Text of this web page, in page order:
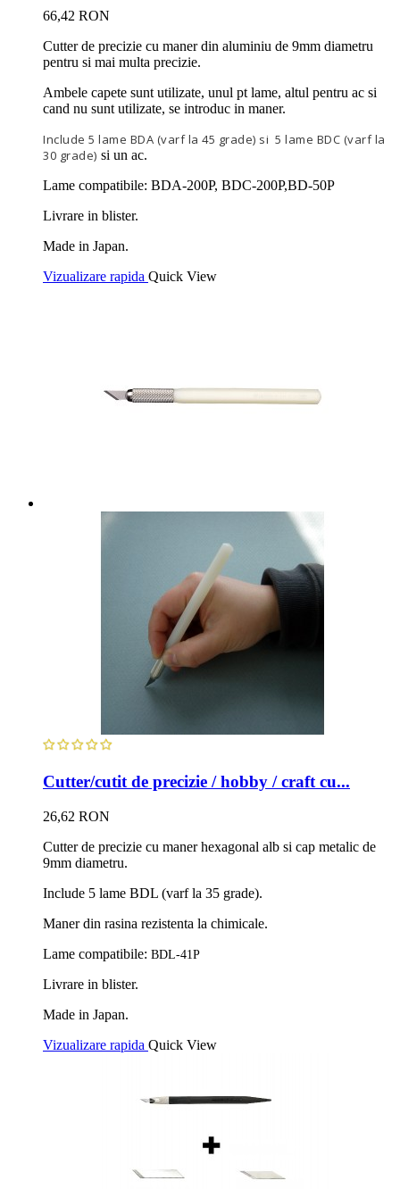
66,42 RON
Cutter de precizie cu maner din aluminiu de 9mm diametru
pentru si mai multa precizie.
Ambele capete sunt utilizate, unul pt lame, altul pentru ac si
cand nu sunt utilizate, se introduc in maner.
Include 5 lame BDA (varf la 45 grade) si 5 lame BDC (varf la
30 grade) si un ac.
Lame compatibile: BDA-200P, BDC-200P,BD-50P
Livrare in blister.
Made in Japan.
Vizualizare rapida Quick View
Cutter/cutit de precizie / hobby / craft cu...
26,62 RON
Cutter de precizie cu maner hexagonal alb si cap metalic de
9mm diametru.
Include 5 lame BDL (varf la 35 grade).
Maner din rasina rezistenta la chimicale.
Lame compatibile: BDL-41P
Livrare in blister.
Made in Japan.
Vizualizare rapida Quick View